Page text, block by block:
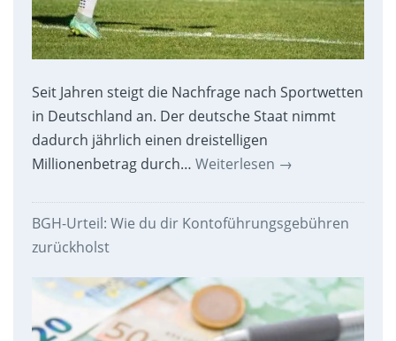
Seit Jahren steigt die Nachfrage nach Sportwetten
in Deutschland an. Der deutsche Staat nimmt
dadurch jährlich einen dreistelligen
Millionenbetrag durch… Weiterlesen →
BGH-Urteil: Wie du dir Kontoführungsgebühren
zurückholst